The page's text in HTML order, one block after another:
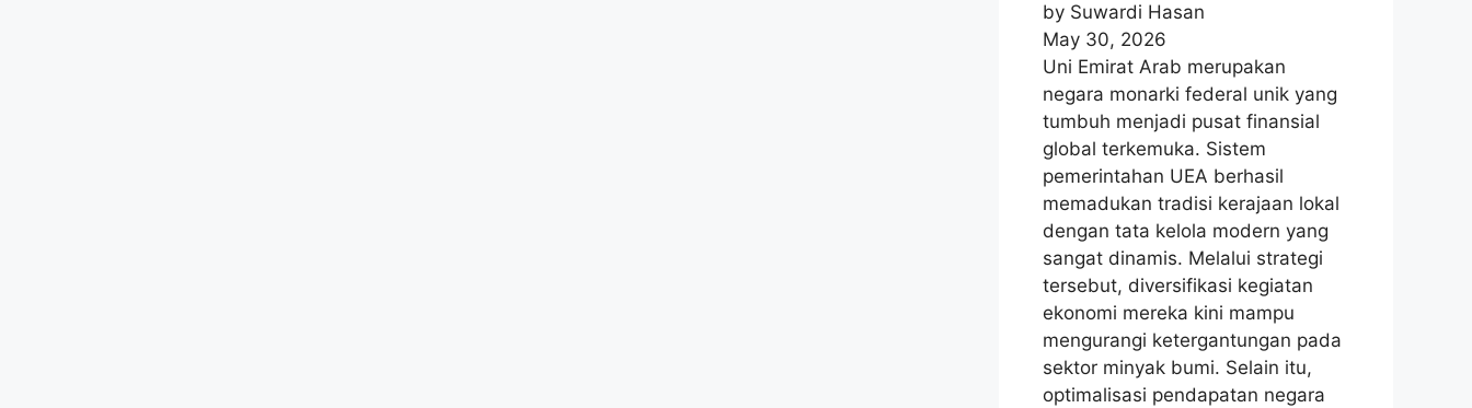
by Suwardi Hasan
May 30, 2026
Uni Emirat Arab merupakan
negara monarki federal unik yang
tumbuh menjadi pusat finansial
global terkemuka. Sistem
pemerintahan UEA berhasil
memadukan tradisi kerajaan lokal
dengan tata kelola modern yang
sangat dinamis. Melalui strategi
tersebut, diversifikasi kegiatan
ekonomi mereka kini mampu
mengurangi ketergantungan pada
sektor minyak bumi. Selain itu,
optimalisasi pendapatan negara